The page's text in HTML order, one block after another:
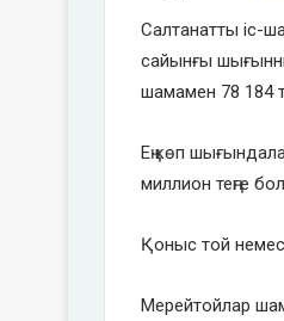
Салтанатты іс-
сайынғы
шамамен 78 184
Ең көп
миллион теңге
Қоныс той
Мерейтойлар